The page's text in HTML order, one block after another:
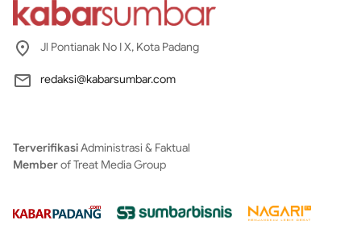
Jl Pontianak No I X, Kota Padang
redaksi@kabarsumbar.com
TerverifikasiAdministrasi & Faktual
Memberof Treat Media Group